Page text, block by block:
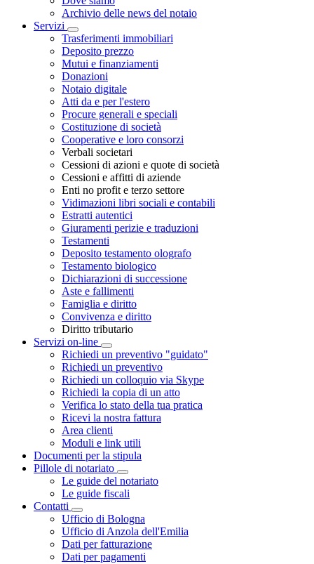
Archivio delle news del notaio
Servizi
Toggle Dropdown
Trasferimenti immobiliari
Deposito prezzo
Mutui e finanziamenti
Donazioni
Notaio digitale
Atti da e per l'estero
Procure generali e speciali
Costituzione di società
Cooperative e loro consorzi
Verbali societari
Cessioni di azioni e quote di società
Cessioni e affitti di aziende
Enti no profit e terzo settore
Vidimazioni libri sociali e contabili
Estratti autentici
Giuramenti perizie e traduzioni
Testamenti
Deposito testamento olografo
Testamento biologico
Dichiarazioni di successione
Aste e fallimenti
Famiglia e diritto
Convivenza e diritto
Diritto tributario
Servizi on-line
Toggle Dropdown
Richiedi un preventivo "guidato"
Richiedi un preventivo
Richiedi un colloquio via Skype
Richiedi la copia di un atto
Verifica lo stato della tua pratica
Ricevi la nostra fattura
Area clienti
Moduli e link utili
Documenti per la stipula
Pillole di notariato
Toggle Dropdown
Le guide del notariato
Le guide fiscali
Contatti
Toggle Dropdown
Ufficio di Bologna
Ufficio di Anzola dell'Emilia
Dati per fatturazione
Dati per pagamenti